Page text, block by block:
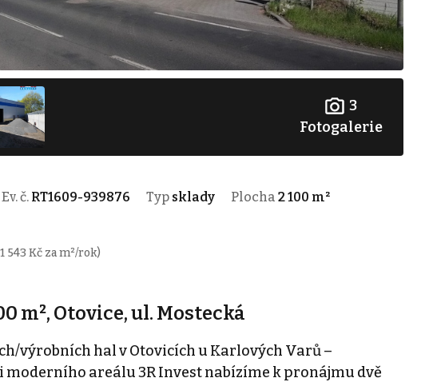
3
Fotogalerie
Ev. č. RT1609-939876 Typ sklady Plocha 2 100 m²
543 Kč za m²/rok)
m², Otovice, ul. Mostecká
výrobních hal v Otovicích u Karlových Varů –
moderního areálu 3R Invest nabízíme k pronájmu dvě